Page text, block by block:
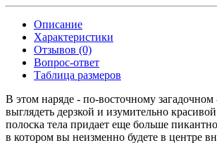
Описание
Характеристики
Отзывов (0)
Вопрос-ответ
Таблица размеров
В этом наряде - по-восточному загадочном
выглядеть дерзкой и изумительно
полоска тела придает еще больше
в котором вы неизменно будете в центре